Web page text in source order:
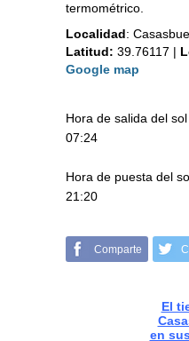
termométrico.
Localidad:
Latitud: 39.76117 |
Google map
Hora de salida del
07:24
Hora de puesta del
21:20
Comparte
El
en